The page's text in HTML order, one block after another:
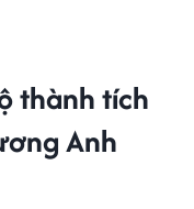
thành tích
Anh